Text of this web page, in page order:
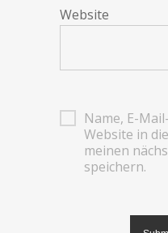
Website
Name, E-
Website in
meinen
speichern.